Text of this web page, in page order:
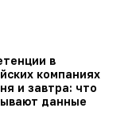
в
компаниях
и завтра: что
данные